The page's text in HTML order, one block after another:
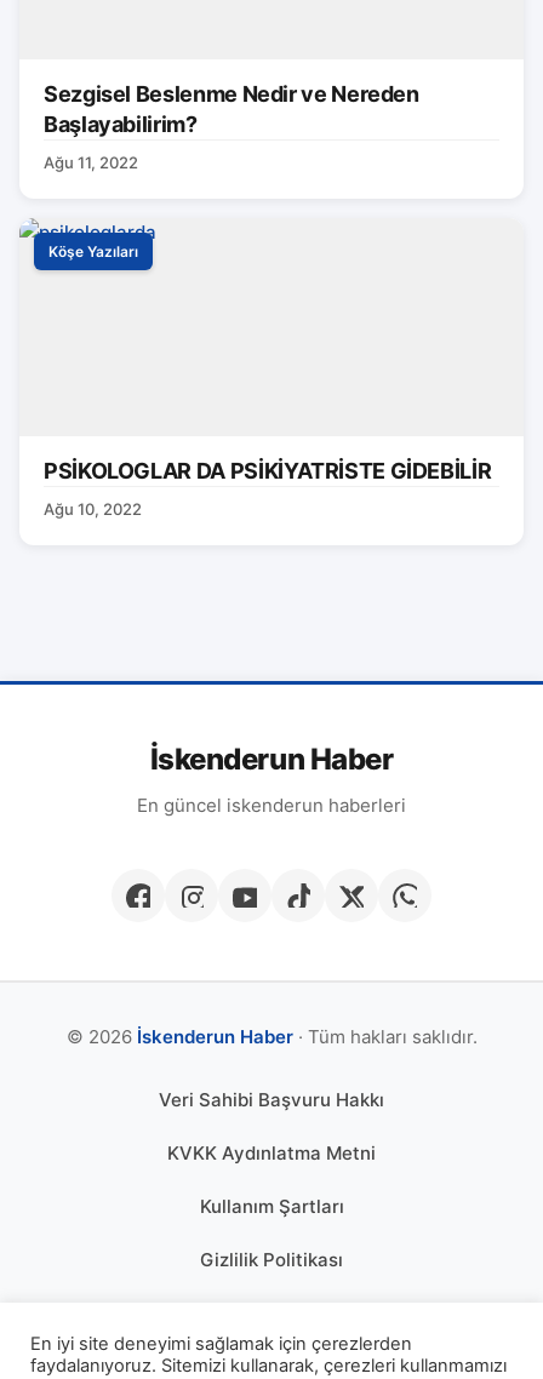
Sezgisel Beslenme Nedir ve Nereden
Başlayabilirim?
Ağu 11, 2022
Köşe Yazıları
PSİKOLOGLAR DA PSİKİYATRİSTE GİDEBİLİR
Ağu 10, 2022
İskenderun Haber
En güncel iskenderun haberleri
© 2026 İskenderun Haber· Tüm hakları saklıdır.
Veri Sahibi Başvuru Hakkı
KVKK Aydınlatma Metni
Kullanım Şartları
Gizlilik Politikası
KÜNYE
En iyi site deneyimi sağlamak için çerezlerden
faydalanıyoruz. Sitemizi kullanarak, çerezleri kullanmamızı